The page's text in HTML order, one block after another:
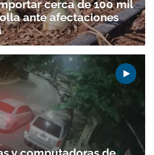
cerca de 100 mil
ante afectaciones
y computadoras de